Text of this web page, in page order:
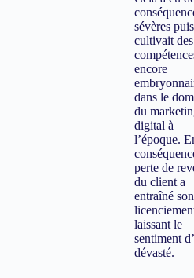
sévères
cultivait des
encore
dans le
du
digital à
l’époque.
perte de
du client a
entraîné son
laissant le
sentiment
dévasté.